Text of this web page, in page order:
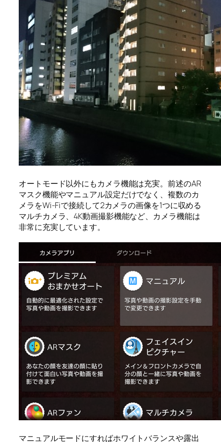
オートモード以外にもカメラ機能は充実。前述のAR
マスク機能やマニュアル設定だけでなく、複数のカ
メラをWi-Fiで接続して2カメラの画像を1つに収める
マルチカメラ、4K動画撮影機能など、カメラ機能は
非常に充実しています。
マニュアルモードにすればホワイトバランスや露出